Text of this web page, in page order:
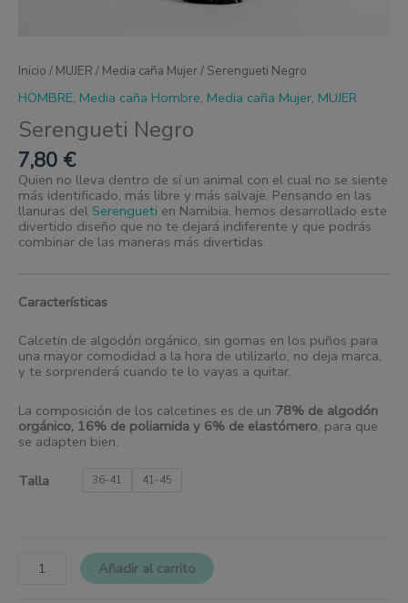
Inicio / MUJER / Media caña Mujer/ Serengueti Negro
HOMBRE, Media caña Hombre, Media caña Mujer, MUJER
Serengueti Negro
7,80 €
Quien no lleva dentro de sí un animal con el cual no se siente
más identificado, más libre y más salvaje. Pensando en las
llanuras del Serengueti en Namibia, hemos desarrollado este
divertido diseño que no te dejará indiferente y que podrás
combinar de las maneras más divertidas.
Características
Calcetín de algodón orgánico, sin gomas en los puños para
una mayor comodidad a la hora de utilizarlo, no deja marca,
y te sorprenderá cuando te lo vayas a quitar.
La composición de los calcetines es de un 78% de algodón
orgánico, 16% de poliamida y 6% de elastómero, para que
se adapten bien.
Talla 36-41 41-45
Añadir al carrito